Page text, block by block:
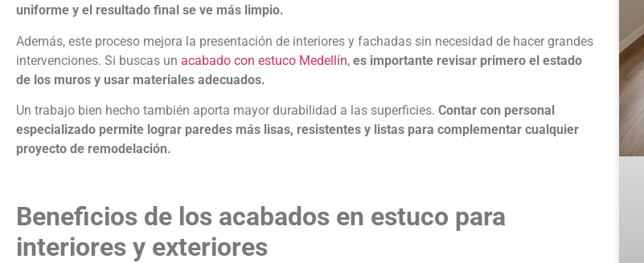
uniforme y el resultado final se ve más limpio.
Además, este proceso mejora la presentación de interiores y fachadas sin necesidad de hacer grandes
intervenciones. Si buscas un acabado con estuco Medellín, es importante revisar primero el estado
de los muros y usar materiales adecuados.
Un trabajo bien hecho también aporta mayor durabilidad a las superficies. Contar con personal
especializado permite lograr paredes más lisas, resistentes y listas para complementar cualquier
proyecto de remodelación.
Beneficios de los acabados en estuco para
interiores y exteriores